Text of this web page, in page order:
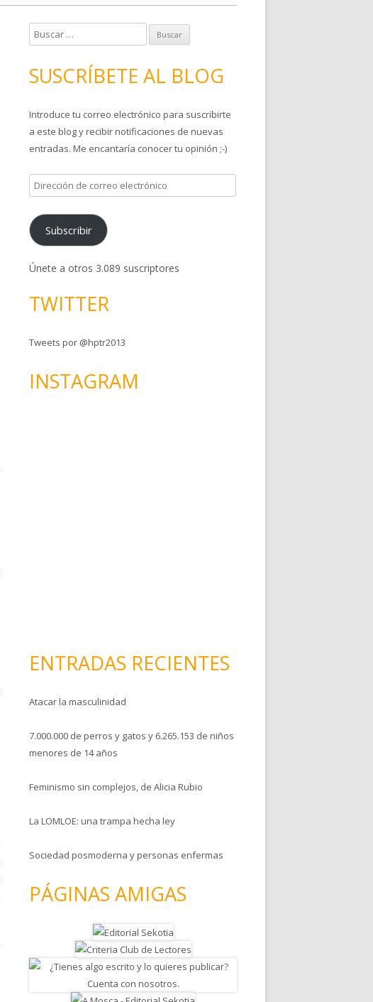
u
c
r
:
SUSCRÍBETE AL BLOG
Introduce tu correo electrónico para suscribirte
a este blog y recibir notificaciones de nuevas
entradas. Me encantaría conocer tu opinión ;-)
D
i
e
c
ó
o
Subscribir
Únete a otros 3.089 suscriptores
TWITTER
Tweets por @hptr2013
INSTAGRAM
ENTRADAS RECIENTES
Atacar la masculinidad
7.000.000 de perros y gatos y 6.265.153 de niños
menores de 14 años
Feminismo sin complejos, de Alicia Rubio
La LOMLOE: una trampa hecha ley
Sociedad posmoderna y personas enfermas
PÁGINAS AMIGAS